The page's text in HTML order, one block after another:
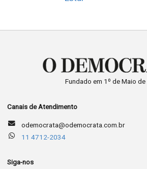
Fundado em 1º de Maio
Canais de Atendimento
odemocrata@odemocrata.com.br
11 4712-2034
Siga-nos